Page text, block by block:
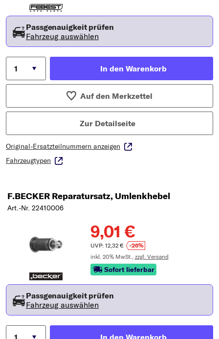
Passgenauigkeit prüfen
Fahrzeug auswählen
In den Warenkorb
Auf den Merkzettel
Zur Detailseite
Original-Ersatzteilnummern anzeigen
Fahrzeugtypen
F.BECKER Reparatursatz, Umlenkhebel
Art.-Nr. 22410006
9,01 €
UVP: 12,32 €
-26%
inkl. 20% MwSt., zzgl. Versand
Sofort lieferbar
Passgenauigkeit prüfen
Fahrzeug auswählen